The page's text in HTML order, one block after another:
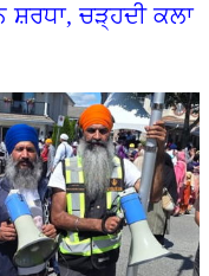
ਸ਼ਰਧਾ, ਚੜ੍ਹਦੀ ਕਲਾ